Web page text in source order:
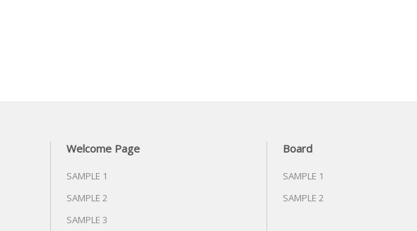
Welcome Page
SAMPLE 1
SAMPLE 2
SAMPLE 3
Board
SAMPLE 1
SAMPLE 2